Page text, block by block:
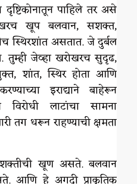
पाहिले तर असे
खूप बलवान, सशक्त,
स्थिरशांत असतात. जे दुर्बल
तुम्ही जेव्हा खरोखरच सुदृढ,
शांत, स्थिर होता आणि
इराद्याने बाहेरून
लाटांचा सामना
तग धरून राहण्याची क्षमता
खूण असते. बलवान